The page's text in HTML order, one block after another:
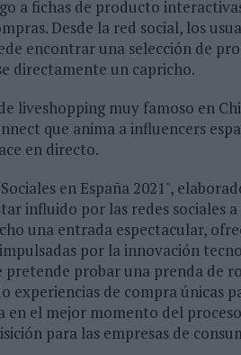
a fichas de producto
Desde la red social, los
encontrar una selección de
directamente un capricho.
liveshopping muy famoso en
que anima a influencers
en directo.
en España 2021",
influido por las redes sociales
una entrada espectacular,
por la innovación
probar una prenda de
experiencias de compra únicas
en el mejor momento del
para las empresas de